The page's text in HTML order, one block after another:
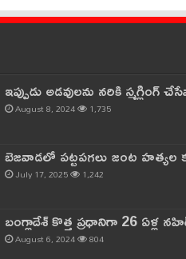
ఇప్పుడు అడవులను నరికి
August 8, 2024 1,735
బెజవాడలో పట్టపగలు జంట
July 17, 2025 1,242
బంగ్లాదేశ్ కొత్త ప్రధానిగా 26 ఏళ్ల
August 6, 2024 804